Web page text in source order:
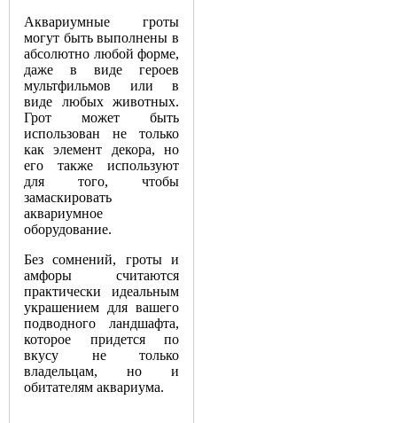
Аквариумные гроты
могут быть выполнены в
абсолютно любой форме,
даже в виде героев
мультфильмов или в
виде любых животных.
Грот может быть
использован не только
как элемент декора, но
его также используют
для того, чтобы
замаскировать
аквариумное
оборудование.
Без сомнений, гроты и
амфоры считаются
практически идеальным
украшением для вашего
подводного ландшафта,
которое придется по
вкусу не только
владельцам, но и
обитателям аквариума.